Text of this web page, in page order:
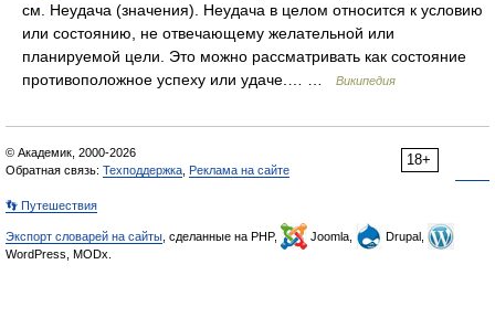
см. Неудача (значения). Неудача в целом относится к условию
или состоянию, не отвечающему желательной или
планируемой цели. Это можно рассматривать как состояние
противоположное успеху или удаче.… …
Википедия
18+
© Академик, 2000-2026
Обратная связь: Техподдержка Реклама на сайте
👣 Путешествия
Экспорт словарей на сайты , сделанные на PHP, Joomla,
Drupal,
WordPress, MODx.